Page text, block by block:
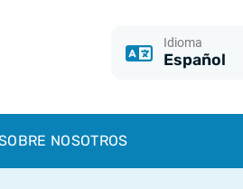
Idioma
Español
NOSOTROS